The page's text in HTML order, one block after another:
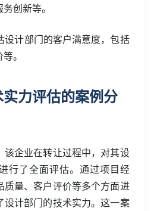
创新等。
设计部门的客户满意度，包括
。
力评估的案例分
该企业在转让过程中，对其设
行了全面评估。通过项目经
质量、客户评价等多个方面进
设计部门的技术实力。这一案